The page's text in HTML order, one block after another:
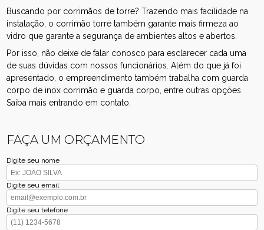
Buscando por corrimãos de torre? Trazendo mais facilidade na
instalação, o corrimão torre também garante mais firmeza ao
vidro que garante a segurança de ambientes altos e abertos.
Por isso, não deixe de falar conosco para esclarecer cada uma
de suas dúvidas com nossos funcionários. Além do que já foi
apresentado, o empreendimento também trabalha com guarda
corpo de inox corrimão e guarda corpo, entre outras opções.
Saiba mais entrando em contato.
FAÇA UM ORÇAMENTO
Digite seu nome
Digite seu email
Digite seu telefone